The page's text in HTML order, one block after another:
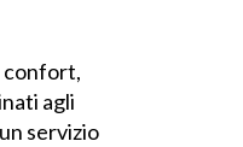
confort,
agli
servizio